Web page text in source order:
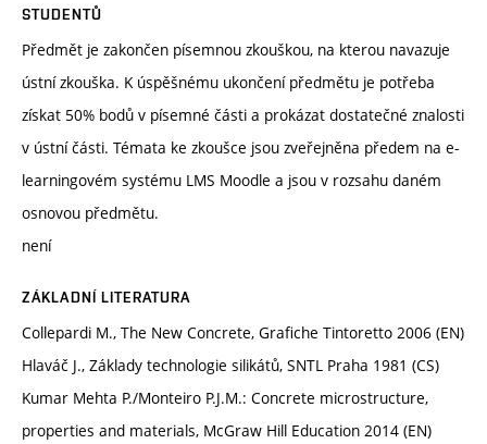
STUDENTŮ
Předmět je zakončen písemnou zkouškou, na kterou navazuje
ústní zkouška. K úspěšnému ukončení předmětu je potřeba
získat 50% bodů v písemné části a prokázat dostatečné znalosti
v ústní části. Témata ke zkoušce jsou zveřejněna předem na e-
learningovém systému LMS Moodle a jsou v rozsahu daném
osnovou předmětu.
není
ZÁKLADNÍ LITERATURA
Collepardi M., The New Concrete, Grafiche Tintoretto 2006 (EN)
Hlaváč J., Základy technologie silikátů, SNTL Praha 1981 (CS)
Kumar Mehta P./Monteiro P.J.M.: Concrete microstructure,
properties and materials, McGraw Hill Education 2014 (EN)